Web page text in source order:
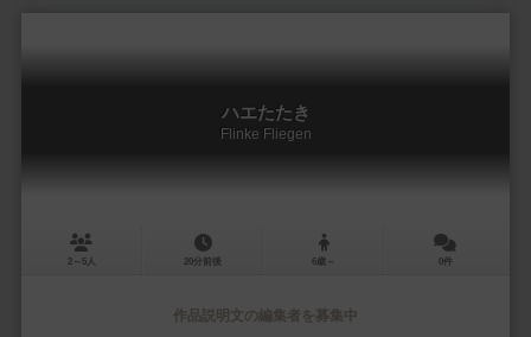
ハエたたき
Flinke Fliegen
2～5人 20分前後 6歳～ 0件
作品説明文の編集者を募集中